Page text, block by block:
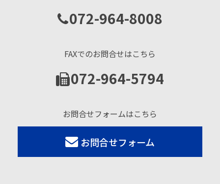
072-964-8008
FAXでのお問合せはこちら
072-964-5794
お問合せフォームはこちら
お問合せフォーム